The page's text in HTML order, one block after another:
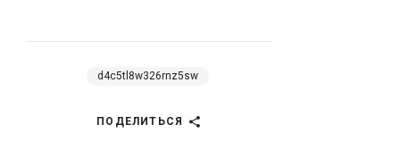
d4c5tl8w326rnz5sw
ПОДЕЛИТЬСЯ